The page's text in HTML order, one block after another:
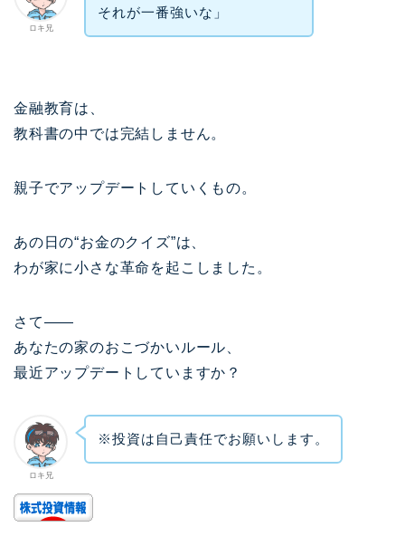
ロキ兄
それが一番強いな」
金融教育は、
教科書の中では完結しません。
親子でアップデートしていくもの。
あの日の“お金のクイズ”は、
わが家に小さな革命を起こしました。
さて——
あなたの家のおこづかいルール、
最近アップデートしていますか？
ロキ兄
※投資は自己責任でお願いします。